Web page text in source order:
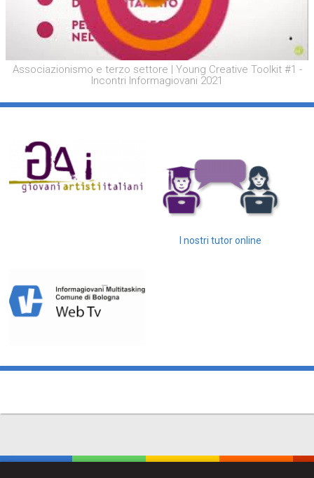
Associazionismo e terzo settore | Young Creative Toolkit #1 -
Incontri Informagiovani 2021
I nostri tutor online